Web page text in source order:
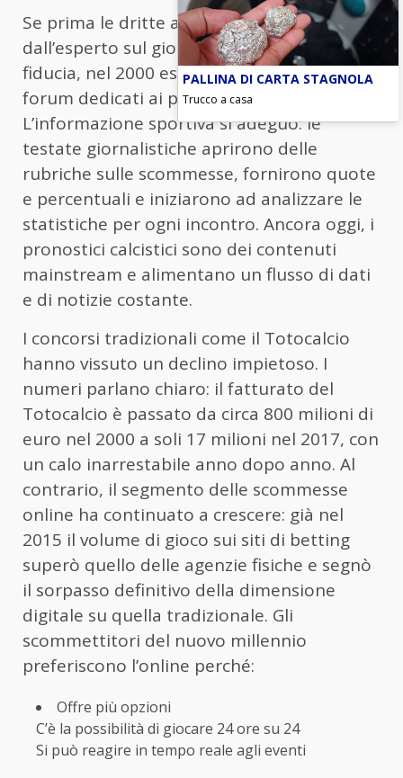
Se prima le dritte arrivavano al massimo
dall’esperto sul giornale o dal barista di
fiducia, nel 2000 esplosero i siti web e i
forum dedicati ai pronostici calcistici.
L’informazione sportiva si adeguò: le
testate giornalistiche aprirono delle
rubriche sulle scommesse, fornirono quote
e percentuali e iniziarono ad analizzare le
statistiche per ogni incontro. Ancora oggi, i
pronostici calcistici sono dei contenuti
mainstream e alimentano un flusso di dati
e di notizie costante.
I concorsi tradizionali come il Totocalcio
hanno vissuto un declino impietoso. I
numeri parlano chiaro: il fatturato del
Totocalcio è passato da circa 800 milioni di
euro nel 2000 a soli 17 milioni nel 2017, con
un calo inarrestabile anno dopo anno. Al
contrario, il segmento delle scommesse
online ha continuato a crescere: già nel
2015 il volume di gioco sui siti di betting
superò quello delle agenzie fisiche e segnò
il sorpasso definitivo della dimensione
digitale su quella tradizionale. Gli
scommettitori del nuovo millennio
preferiscono l’online perché:
Offre più opzioni
C’è la possibilità di giocare 24 ore su 24
Si può reagire in tempo reale agli eventi
PALLINA DI CARTA STAGNOLA
Trucco a casa